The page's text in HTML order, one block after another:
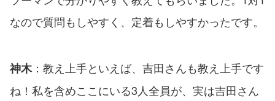
なので質問もしやすく、定着もしやすかったです。
神木：教え上手といえば、吉田さんも教え上手です
ね！私を含めここにいる3人全員が、実は吉田さん